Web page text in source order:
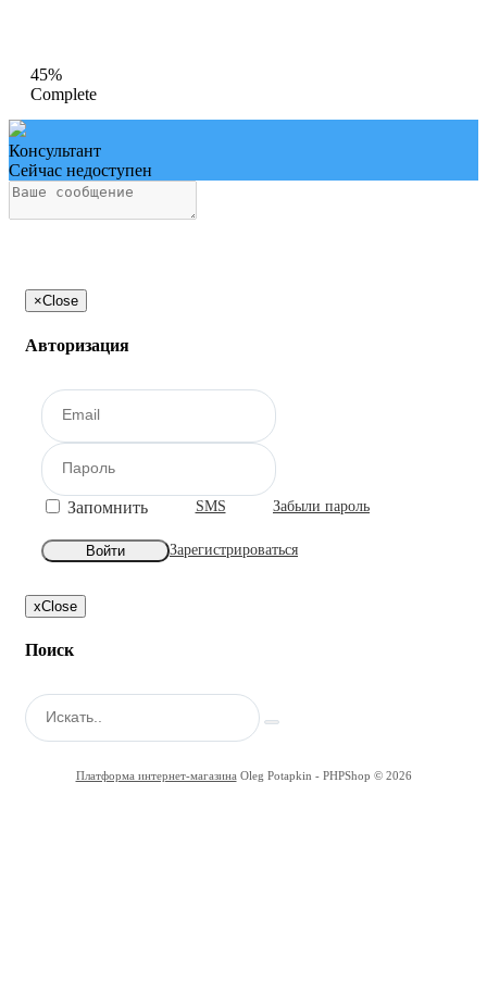
45%
Complete
Консультант
Сейчас недоступен
×Close
Авторизация
Запомнить SMS Забыли пароль
Войти Зарегистрироваться
xClose
Поиск
Платформа интернет-магазинаOleg Potapkin - PHPShop © 2026